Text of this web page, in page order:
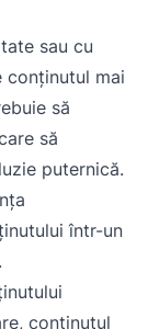
sau cu
conținutul mai
să
să
puternică.
într-un
conținutul